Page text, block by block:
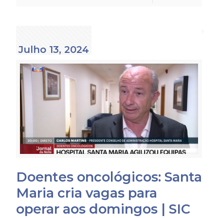
Julho 13, 2024
Doentes oncológicos: Santa
Maria cria vagas para
operar aos domingos | SIC